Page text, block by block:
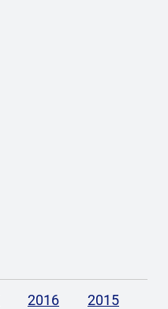
2016
2015